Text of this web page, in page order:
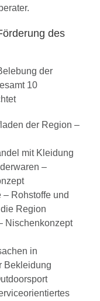
des
der
10
der Region –
mit Kleidung
–
Rohstoffe und
Region
Nischenkonzept
in
Bekleidung